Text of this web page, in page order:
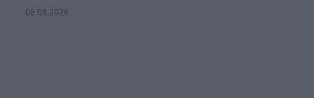
08.08.2026